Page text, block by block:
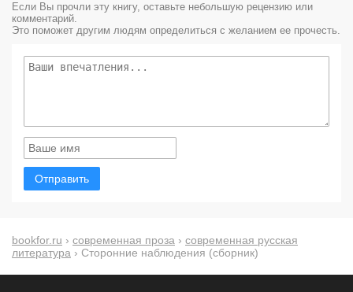
Если Вы прочли эту книгу, оставьте небольшую рецензию или
комментарий.
Это поможет другим людям определиться с желанием ее прочесть.
Отправить
bookfor.ru › современная проза › современная русская
литература › Сторонние наблюдения (сборник)